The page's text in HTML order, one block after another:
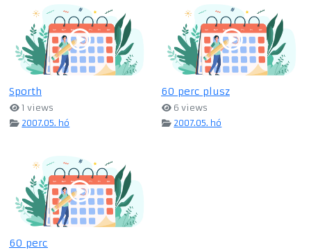
Sporth
1 views
2007.05. hó
60 perc plusz
6 views
2007.05. hó
60 perc